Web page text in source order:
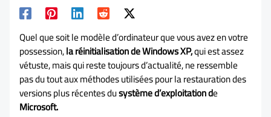
Quel que soit le modèle d’ordinateur que vous avez en votre
possession,la réinitialisation de Windows XP,qui est assez
vétuste, mais qui reste toujours d’actualité, ne ressemble
pas du tout aux méthodes utilisées pour la restauration des
versions plus récentes dusystème d’exploitation de
Microsoft.